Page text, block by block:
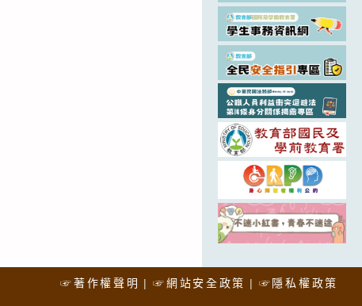
☞著作權聲明 ☞網站安全政策 ☞隱私權政策